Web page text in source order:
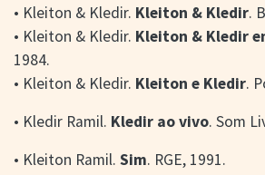
• Kleiton & Kledir. Kleiton & Kledir.
• Kleiton & Kledir. Kleiton & Kledir
1984.
• Kleiton & Kledir. Kleiton e Kledir.
• Kledir Ramil. Kledir ao vivo. Som
• Kleiton Ramil. Sim. RGE, 1991.